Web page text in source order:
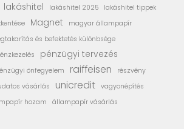
lakáshitel lakáshitel 2025
lakáshitel tippek
Magnet magyar állampapír
és befektetés különbsége
pénzügyi tervezés
önfegyelem raiffeisen részvény
vásárlás unicredit vagyonépítés
hozam állampapír vásárlás